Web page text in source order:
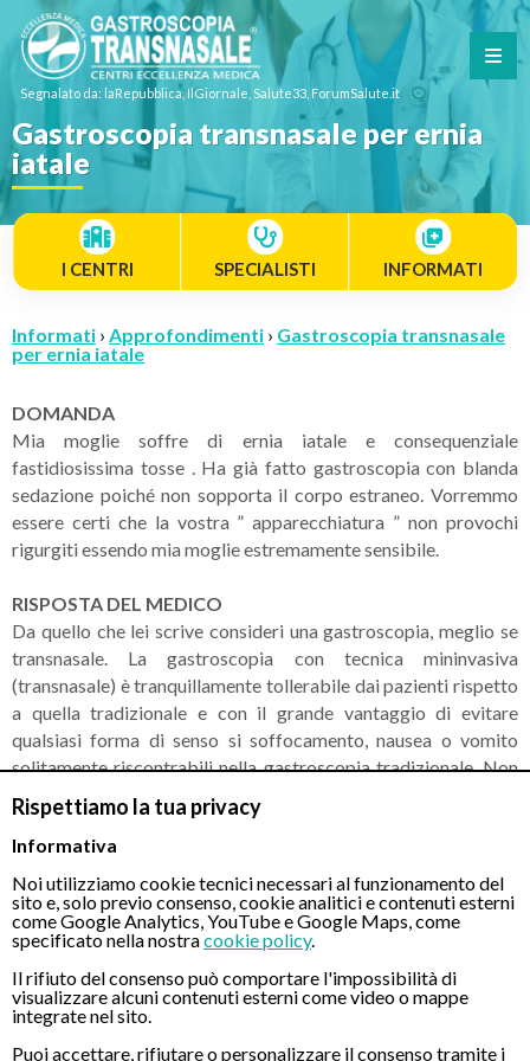
Rispettiamo la tua privacy
Informativa
Noi utilizziamo cookie tecnici necessari al funzionamento del
sito e, solo previo consenso, cookie analitici e contenuti esterni
come Google Analytics, YouTube e Google Maps, come
specificato nella nostracookie policy.
Il rifiuto del consenso può comportare l'impossibilità di
visualizzare alcuni contenuti esterni come video o mappe
integrate nel sito.
Puoi accettare, rifiutare o personalizzare il consenso tramite i
Segnalato da: laRepubblica, IlGiornale, Salute33, ForumSalute.it
Gastroscopia transnasale per ernia
iatale
I CENTRI SPECIALISTI INFORMATI
Informati › Approfondimenti › Gastroscopia transnasale
per ernia iatale
DOMANDA
Mia moglie soffre di ernia iatale e consequenziale
fastidiosissima tosse . Ha già fatto gastroscopia con blanda
sedazione poiché non sopporta il corpo estraneo. Vorremmo
essere certi che la vostra ” apparecchiatura ” non provochi
rigurgiti essendo mia moglie estremamente sensibile.
RISPOSTA DEL MEDICO
Da quello che lei scrive consideri una gastroscopia, meglio se
transnasale. La gastroscopia con tecnica mininvasiva
(transnasale) è tranquillamente tollerabile dai pazienti rispetto
a quella tradizionale e con il grande vantaggio di evitare
qualsiasi forma di senso si soffocamento, nausea o vomito
solitamente riscontrabili nella gastroscopia tradizionale. Non
verrà apportata alcuna tipologia di anestesia poiché
fortunatamente non necessaria.
CONTATTI
Chiamaci